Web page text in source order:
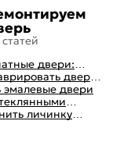
двери:
дверь в
условияхдвери
личинку